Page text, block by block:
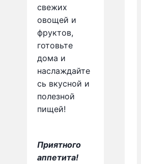
свежих
овощей и
фруктов,
готовьте
дома и
наслаждайте
сь вкусной и
полезной
пищей!
Приятного
аппетита!